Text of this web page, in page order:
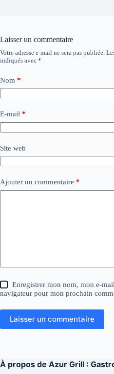
Laisser un commentaire
Votre adresse e-mail ne sera pas publiée.
indiqués avec *
Nom *
E-mail *
Site web
Ajouter un commentaire *
Enregistrer mon nom, mon e-
navigateur pour mon prochain
Laisser un commentaire
À propos de Azur Grill :